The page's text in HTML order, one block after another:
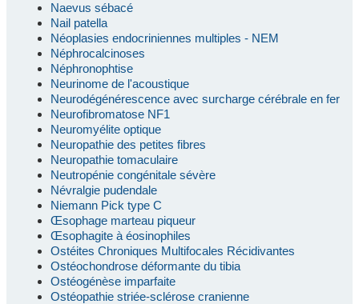
Naevus sébacé
Nail patella
Néoplasies endocriniennes multiples - NEM
Néphrocalcinoses
Néphronophtise
Neurinome de l'acoustique
Neurodégénérescence avec surcharge cérébrale en fer
Neurofibromatose NF1
Neuromyélite optique
Neuropathie des petites fibres
Neuropathie tomaculaire
Neutropénie congénitale sévère
Névralgie pudendale
Niemann Pick type C
Œsophage marteau piqueur
Œsophagite à éosinophiles
Ostéites Chroniques Multifocales Récidivantes
Ostéochondrose déformante du tibia
Ostéogénèse imparfaite
Ostéopathie striée-sclérose cranienne